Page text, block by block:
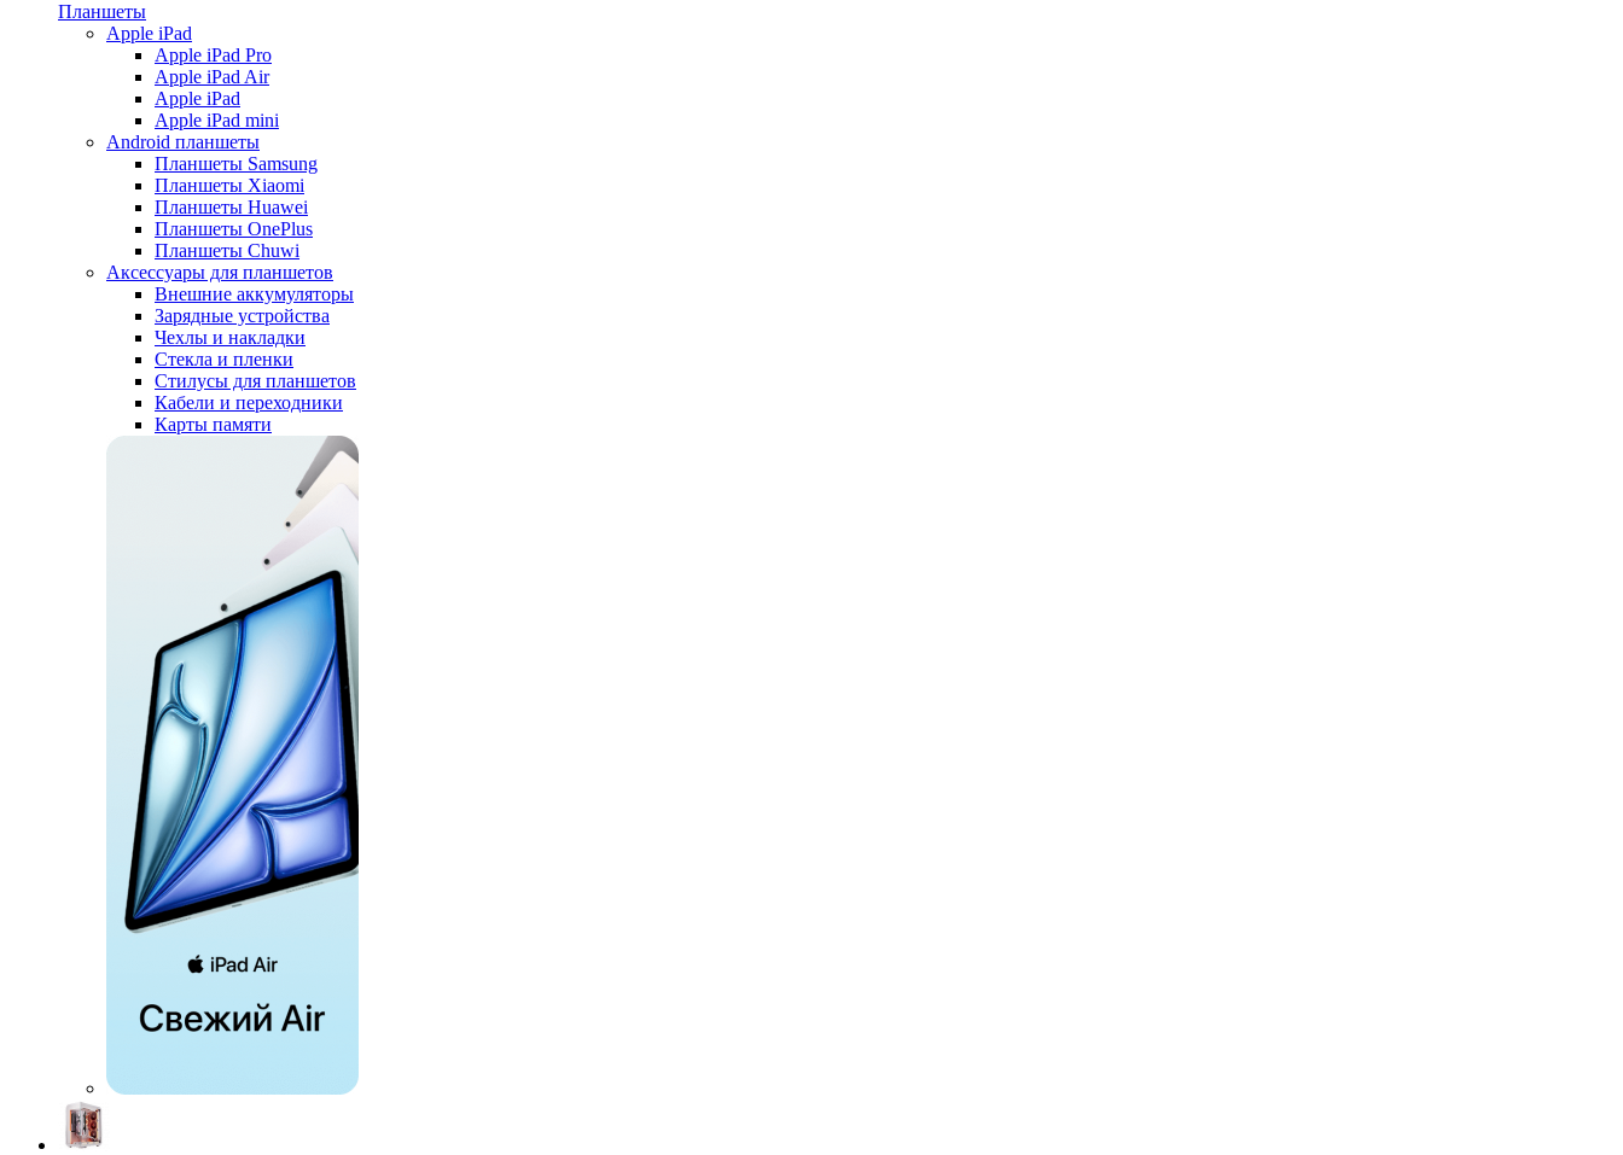
Планшеты
Apple iPad
Apple iPad Pro
Apple iPad Air
Apple iPad
Apple iPad mini
Android планшеты
Планшеты Samsung
Планшеты Xiaomi
Планшеты Huawei
Планшеты OnePlus
Планшеты Chuwi
Аксессуары для планшетов
Внешние аккумуляторы
Зарядные устройства
Чехлы и накладки
Стекла и пленки
Стилусы для планшетов
Кабели и переходники
Карты памяти